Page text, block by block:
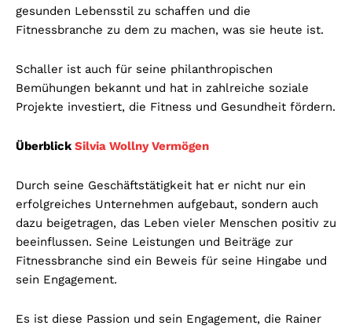
gesunden Lebensstil zu schaffen und die
Fitnessbranche zu dem zu machen, was sie heute ist.
Schaller ist auch für seine philanthropischen
Bemühungen bekannt und hat in zahlreiche soziale
Projekte investiert, die Fitness und Gesundheit fördern.
Überblick Silvia Wollny Vermögen
Durch seine Geschäftstätigkeit hat er nicht nur ein
erfolgreiches Unternehmen aufgebaut, sondern auch
dazu beigetragen, das Leben vieler Menschen positiv zu
beeinflussen. Seine Leistungen und Beiträge zur
Fitnessbranche sind ein Beweis für seine Hingabe und
sein Engagement.
Es ist diese Passion und sein Engagement, die Rainer